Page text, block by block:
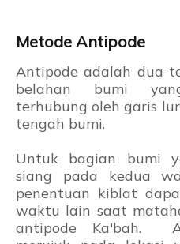
Metode Antipode
Antipode adalah dua
belahan bumi
terhubung oleh garis
tengah bumi.
Untuk bagian bumi
siang pada kedua
penentuan kiblat
waktu lain saat
antipode Ka'bah.